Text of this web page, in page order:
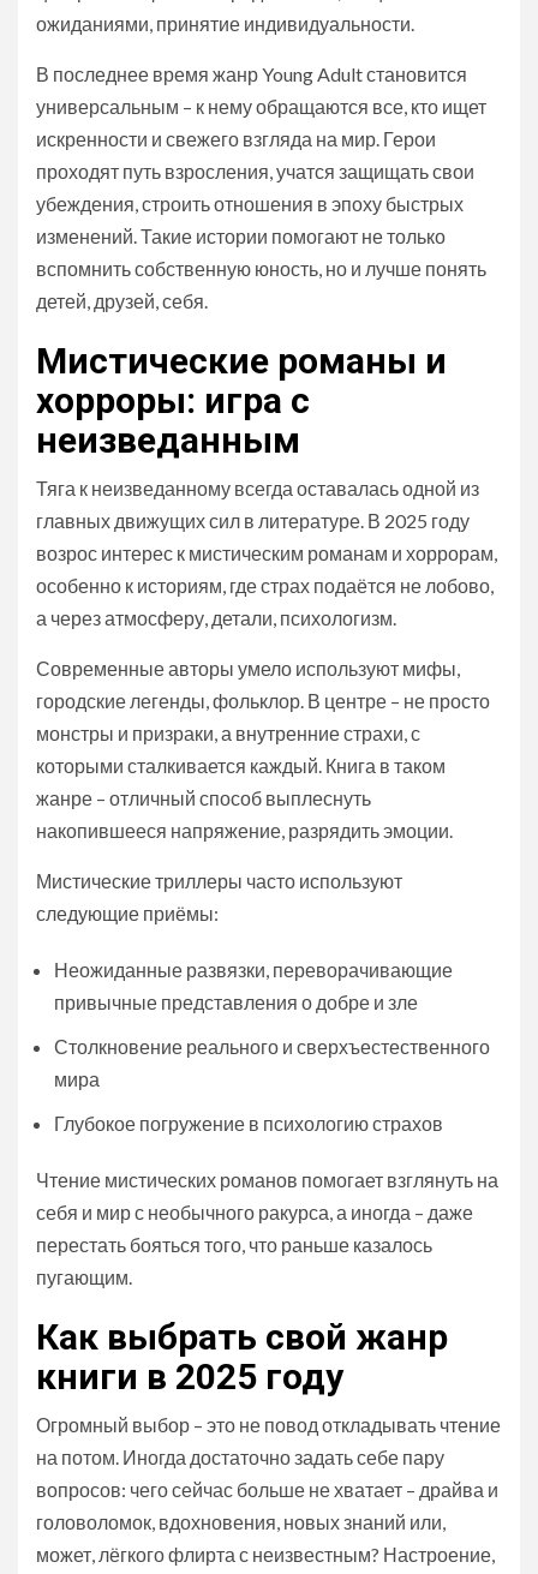
ожиданиями, принятие индивидуальности.
В последнее время жанр Young Adult становится
универсальным – к нему обращаются все, кто ищет
искренности и свежего взгляда на мир. Герои
проходят путь взросления, учатся защищать свои
убеждения, строить отношения в эпоху быстрых
изменений. Такие истории помогают не только
вспомнить собственную юность, но и лучше понять
детей, друзей, себя.
Мистические романы и
хорроры: игра с
неизведанным
Тяга к неизведанному всегда оставалась одной из
главных движущих сил в литературе. В 2025 году
возрос интерес к мистическим романам и хоррорам,
особенно к историям, где страх подаётся не лобово,
а через атмосферу, детали, психологизм.
Современные авторы умело используют мифы,
городские легенды, фольклор. В центре – не просто
монстры и призраки, а внутренние страхи, с
которыми сталкивается каждый. Книга в таком
жанре – отличный способ выплеснуть
накопившееся напряжение, разрядить эмоции.
Мистические триллеры часто используют
следующие приёмы:
Неожиданные развязки, переворачивающие
привычные представления о добре и зле
Столкновение реального и сверхъестественного
мира
Глубокое погружение в психологию страхов
Чтение мистических романов помогает взглянуть на
себя и мир с необычного ракурса, а иногда – даже
перестать бояться того, что раньше казалось
пугающим.
Как выбрать свой жанр
книги в 2025 году
Огромный выбор – это не повод откладывать чтение
на потом. Иногда достаточно задать себе пару
вопросов: чего сейчас больше не хватает – драйва и
головоломок, вдохновения, новых знаний или,
может, лёгкого флирта с неизвестным? Настроение,